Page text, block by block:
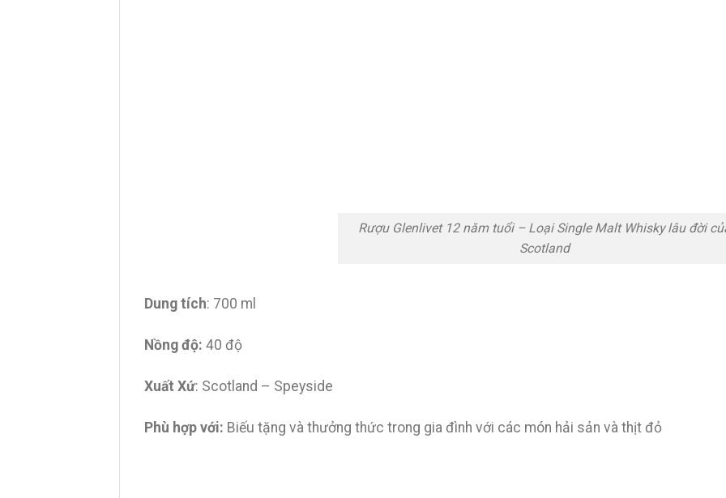
Rượu Glenlivet 12 năm tuổi – Loại Single Malt Whisky lâu đời
Scotland
Dung tích: 700 ml
Nồng độ: 40 độ
Xuất Xứ: Scotland – Speyside
Phù hợp với: Biếu tặng và thưởng thức trong gia đình với các món hải sản và thịt đỏ